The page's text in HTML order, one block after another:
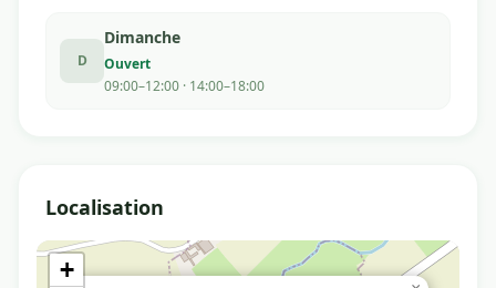
D
Dimanche
Ouvert
09:00–12:00 · 14:00–18:00
Localisation
+